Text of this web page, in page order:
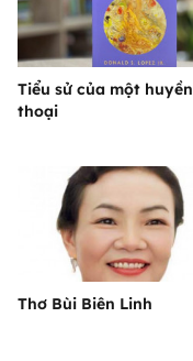
Tiểu sử của một huyền
thoại
Thơ Bùi Biên Linh